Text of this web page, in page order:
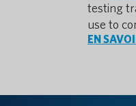
testing
use to
EN